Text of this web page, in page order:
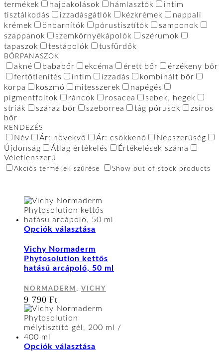
termékek
hajpakolások hámlasztók
intim
tisztálkodás
izzadásgátlók kézkrémek
nappali
krémek
önbarnítók pórustisztítók
samponok
szappanok
szemkörnyékápolók
szérumok
tapaszok
testápolók tusfürdők
BŐRPANASZOK
akné bababőr ekcéma érett bőr
érzékeny bőr
fertőtlenítés
intim izzadás
kombinált bőr
korpa
koszmó mitesszerek
napégés
pigmentfoltok
ráncok rosacea
sebek, hegek
striák
száraz bőr szeborrea tág pórusok
zsíros
bőr
RENDEZÉS
Név Ár: növekvő Ár: csökkenő
Népszerűség
Újdonság
Átlag értékelés
Értékelések száma
Véletlenszerű
Akciós termékek szűrése Show out of stock products
Opciók választása
több
variációja
A
termékoldalon
választhatók
ki
Vichy Normaderm
Phytosolution kettős
hatású arcápoló, 50 ml
NORMADERM , VICHY
9 790Ft
Opciók választása